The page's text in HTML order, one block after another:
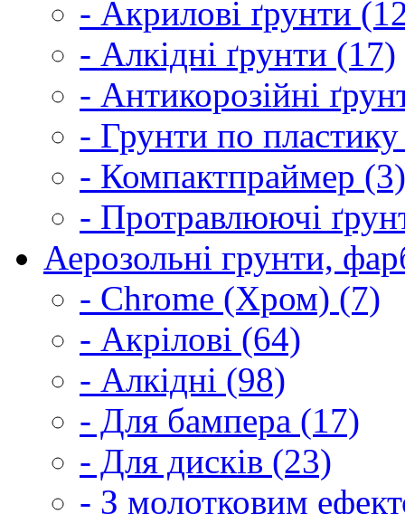
- Акрилові ґрунти
- Алкідні ґрунти (17)
- Антикорозійні
- Грунти по
- Компактпраймер (3)
- Протравлюючі
Аерозольні грунти,
- Chrome (Хром) (7)
- Акрілові (64)
- Алкідні (98)
- Для бампера (17)
- Для дисків (23)
- З молотковим